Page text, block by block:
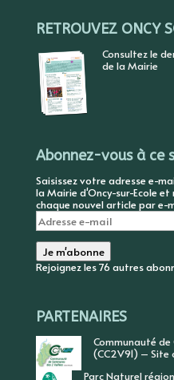
RETROUVEZ ONCY
Consultez le
de la Mairie
Abonnez-vous à ce
Saisissez votre adresse e-
la Mairie d'Oncy-sur-Ecole
chaque nouvel article par e-
Adresse
e-
mail
Je m'abonne
Rejoignez les 76 autres
PARTENAIRES
Communauté de
(CC2V91) – Site
Parc Naturel